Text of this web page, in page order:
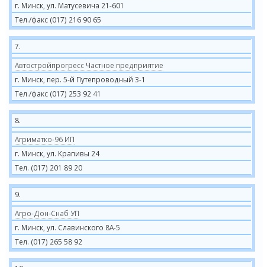
г. Минск, ул. Матусевича 21-601
Тел./факс (017) 216 90 65
7.
Автостройпрогресс Частное предприятие
г. Минск, пер. 5-й Путепроводный 3-1
Тел./факс (017) 253 92 41
8.
Агриматко-96 ИП
г. Минск, ул. Крапивы 24
Тел. (017) 201 89 20
9.
Агро-Дон-Снаб УП
г. Минск, ул. Славинского 8А-5
Тел. (017) 265 58 92